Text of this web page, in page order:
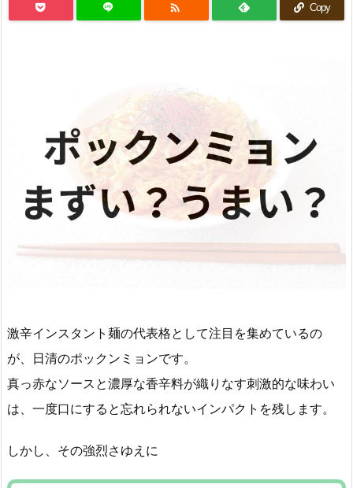
 Copy
激辛インスタント麺の代表格として注目を集めているの
が、日清のポックンミョンです。
真っ赤なソースと濃厚な香辛料が織りなす刺激的な味わい
は、一度口にすると忘れられないインパクトを残します。
しかし、その強烈さゆえに